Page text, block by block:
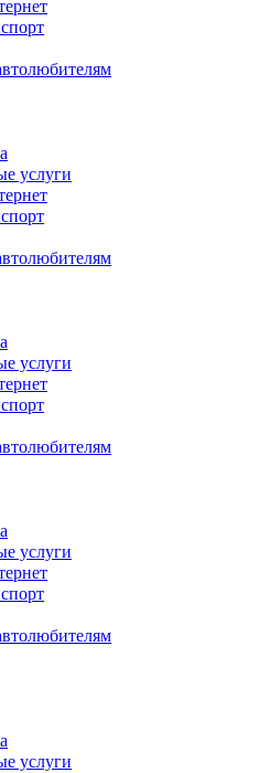
услуги
услуги
услуги
услуги